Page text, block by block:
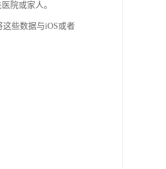
院或家人。
些数据与iOS或者